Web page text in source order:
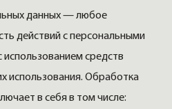
данных — любое
действий с персональными
средств
использования. Обработка
в себя в том числе: